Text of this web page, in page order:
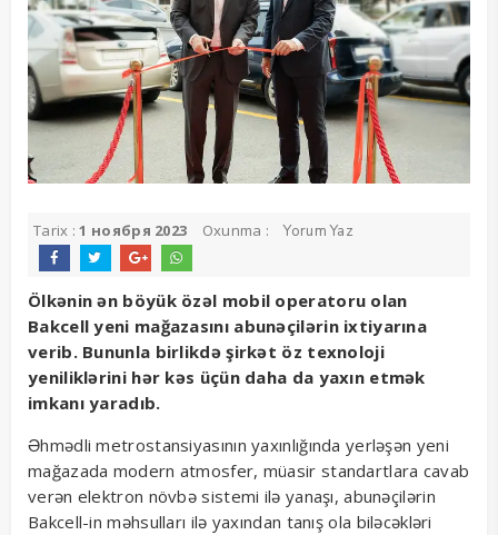
Tarix :1 ноября 2023 Oxunma : Yorum Yaz
Ölkənin ən böyük özəl mobil operatoru olan
Bakcell yeni mağazasını abunəçilərin ixtiyarına
verib. Bununla birlikdə şirkət öz texnoloji
yeniliklərini hər kəs üçün daha da yaxın etmək
imkanı yaradıb.
Əhmədli metrostansiyasının yaxınlığında yerləşən yeni
mağazada modern atmosfer, müasir standartlara cavab
verən elektron növbə sistemi ilə yanaşı, abunəçilərin
Bakcell-in məhsulları ilə yaxından tanış ola biləcəkləri